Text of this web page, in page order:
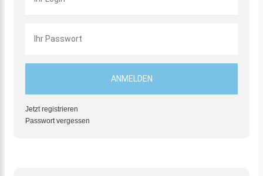
Jetzt registrieren
Passwort vergessen